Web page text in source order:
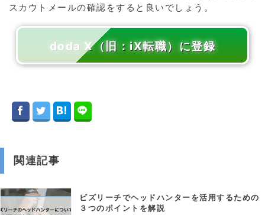
スカウトメールの確認をすると良いでしょう。
doda X（旧：iX転職）に登録
関連記事
ビズリーチでヘッドハンターを活用するための
３つのポイントを解説